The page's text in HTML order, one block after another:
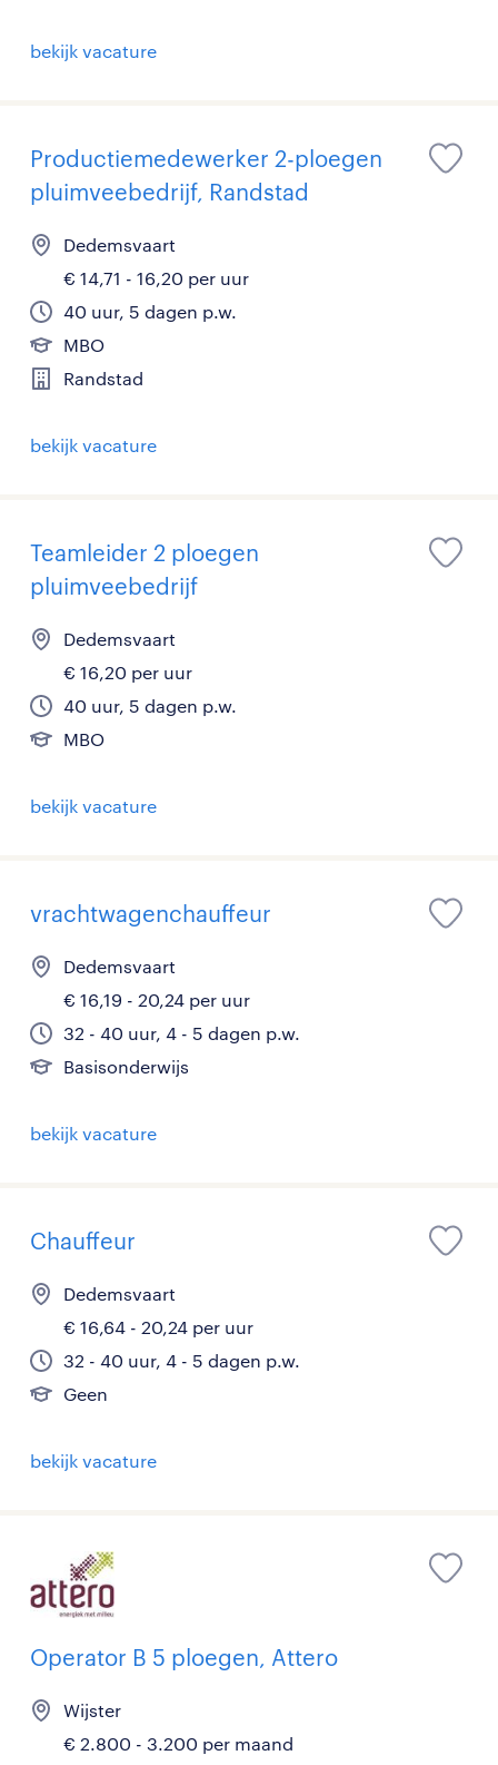
bekijk vacature
Productiemedewerker 2-ploegen
pluimveebedrijf, Randstad
Dedemsvaart
€ 14,71 - 16,20 per uur
40 uur, 5 dagen p.w.
MBO
Randstad
bekijk vacature
Teamleider 2 ploegen
pluimveebedrijf
Dedemsvaart
€ 16,20 per uur
40 uur, 5 dagen p.w.
MBO
bekijk vacature
vrachtwagenchauffeur
Dedemsvaart
€ 16,19 - 20,24 per uur
32 - 40 uur, 4 - 5 dagen p.w.
Basisonderwijs
bekijk vacature
Chauffeur
Dedemsvaart
€ 16,64 - 20,24 per uur
32 - 40 uur, 4 - 5 dagen p.w.
Geen
bekijk vacature
Operator B 5 ploegen, Attero
Wijster
€ 2.800 - 3.200 per maand